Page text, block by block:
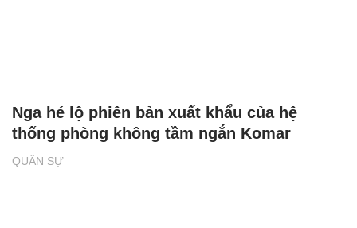
QUÂN SỰ
Nga hé lộ phiên bản xuất khẩu của hệ
thống phòng không tầm ngắn Komar